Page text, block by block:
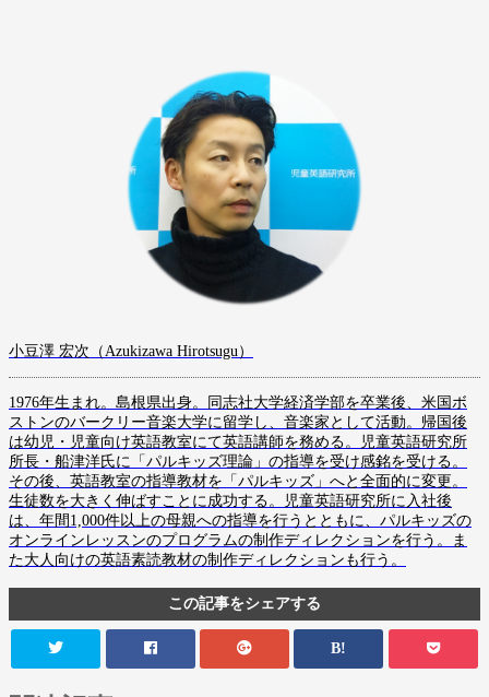
小豆澤 宏次（Azukizawa Hirotsugu）
1976年生まれ。島根県出身。同志社大学経済学部を卒業後、米国ボ
ストンのバークリー音楽大学に留学し、音楽家として活動。帰国後
は幼児・児童向け英語教室にて英語講師を務める。児童英語研究所
所長・船津洋氏に「パルキッズ理論」の指導を受け感銘を受ける。
その後、英語教室の指導教材を「パルキッズ」へと全面的に変更。
生徒数を大きく伸ばすことに成功する。児童英語研究所に入社後
は、年間1,000件以上の母親への指導を行うとともに、パルキッズの
オンラインレッスンのプログラムの制作ディレクションを行う。ま
た大人向けの英語素読教材の制作ディレクションも行う。
この記事をシェアする
B!